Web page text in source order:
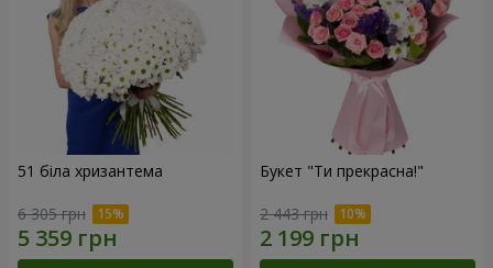
51 біла хризантема
6 305 грн
Букет "Ти прекрасна!"
2 443 грн